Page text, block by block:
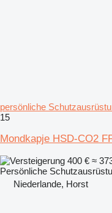
persönliche
15
Mondkapje HSD-CO2
400 € ≈
Persönliche
Niederlande, Horst